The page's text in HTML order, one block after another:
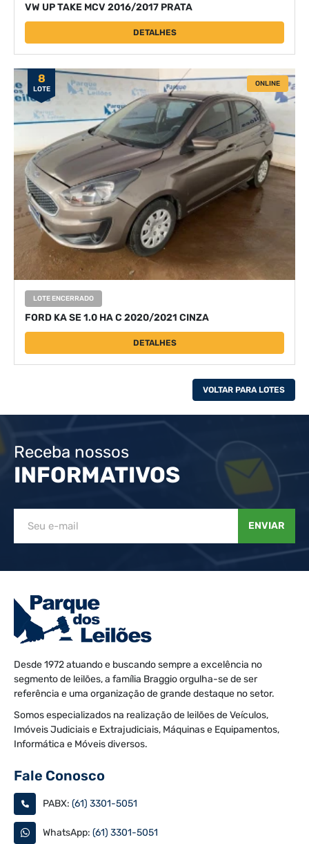
VW UP TAKE MCV 2016/2017 PRATA
DETALHES
8
LOTE
ONLINE
LOTE ENCERRADO
FORD KA SE 1.0 HA C 2020/2021 CINZA
DETALHES
VOLTAR PARA LOTES
Receba nossos
INFORMATIVOS
ENVIAR
Desde 1972 atuando e buscando sempre a excelência no
segmento de leilões, a família Braggio orgulha-se de ser
referência e uma organização de grande destaque no setor.
Somos especializados na realização de leilões de Veículos,
Imóveis Judiciais e Extrajudiciais, Máquinas e Equipamentos,
Informática e Móveis diversos.
Fale Conosco
PABX: (61) 3301-5051
WhatsApp: (61) 3301-5051